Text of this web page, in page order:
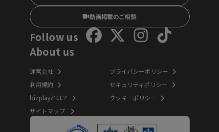
動画掲載のご相談
Follow us
About us
運営会社
利用規約
bizplayとは？
サイトマップ
プライバシーポリシー
セキュリティポリシー
クッキーポリシー